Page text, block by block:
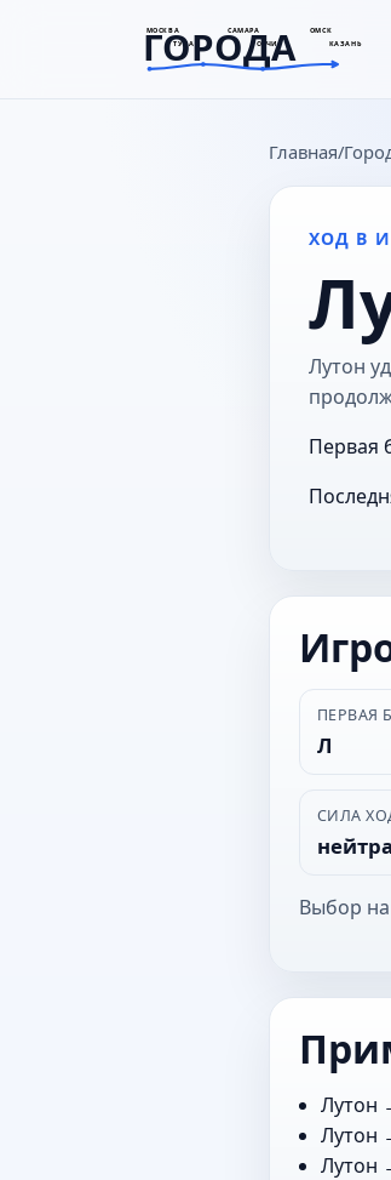
МОСКВА САМАРА ОМСК
ТУЛА СОЧИ КАЗАНЬ
ГОРОДА
goroda-na.ru
Главная
ХОД В
Лутон
Первая
ПЕРВАЯ
Л
СИЛА
Выбор
Лутон
Лутон
Лутон